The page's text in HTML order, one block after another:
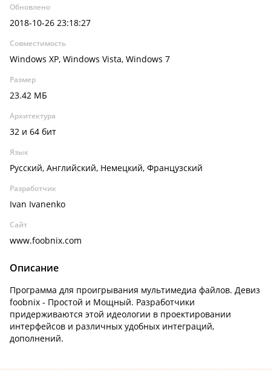
Обновлено
2018-10-26 23:18:27
Совместимость
Windows XP, Windows Vista, Windows 7
Размер
23.42 МБ
Архитектура
32 и 64 бит
Язык
Русский, Английский, Немецкий, Французский
Разработчик
Ivan Ivanenko
Сайт
www.foobnix.com
Описание
Программа для проигрывания мультимедиа файлов. Девиз
foobnix - Простой и Мощный. Разработчики
придерживаются этой идеологии в проектировании
интерфейсов и различных удобных интеграций,
дополнений.